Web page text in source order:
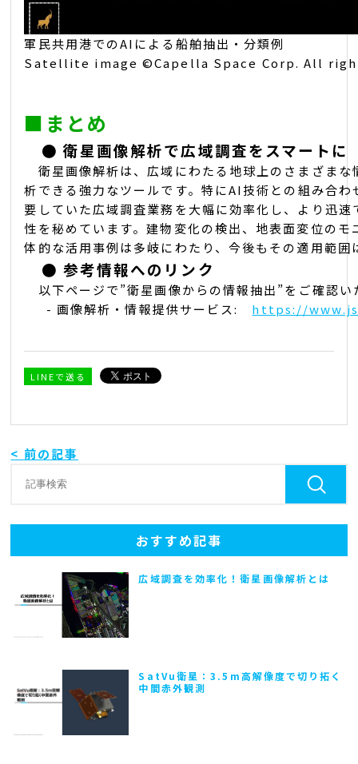
軍民共用港でのAI による船舶抽出・分類例
Satellite image ©Capella Space Corp. All
■ まとめ
● 衛星画像解析で広域調査をスマートに
衛星画像解析は、広域にわたる地球上のさまざま
析できる強力なツールです。特にAI技術との組み合
要していた広域調査業務を大幅に効率化し、より迅
性を秘めています。建物変化の検出、地表面変位の
体的な活用事例は多岐にわたり、今後もその適用範
● 参考情報へのリンク
以下ページで”衛星画像からの情報抽出”をご確認い
- 画像解析・情報提供サービス: https://
LINEで送る
< 前の記事
おすすめ記事
広域調査を効率化！衛星画像解析とは
SatVu衛星：3.5m高解像度で切り拓く
中間赤外観測